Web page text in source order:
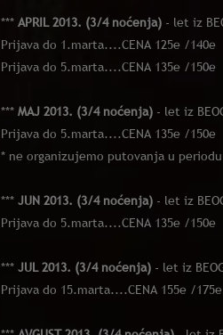
*** APRIL 2013. (3/4 noćenja) - let iz
Prijava do 1.marta....CENA 125e /140e
Prijava do 5.marta....CENA 135e /150e
*** MAJ 2013. (3/4 noćenja) - let iz
Prijava do 5.marta....CENA 135e /150e
* ne organizujemo putovanja u
*** JUN 2013. (3/4 noćenja) - let iz
Prijava do 5.marta....CENA 135e /150e
*** JUL 2013. (3/4 noćenja) - let iz
Prijava do 15.marta....CENA 155e /175e